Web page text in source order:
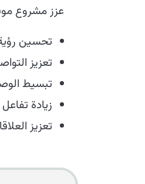
عزز مشروع
تحسين رؤية
تعزيز
تبسيط
زيادة
تعزيز